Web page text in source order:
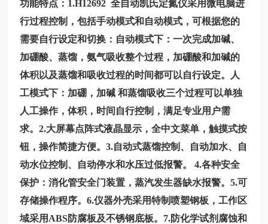
功能特点：1.H12692 全自动凯氏定氮仪采用微电脑进
行过程控制，包括手动模式和自动模式，可根据您的
需要自行设定和切换：自动模式下：一次完成加碱、
加硼酸、蒸馏，氨气吸收整个过程，加硼酸和加碱的
体积以及蒸馏和吸收过程的时间都可以自行设定。人
工模式下：加硼，加碱 和蒸馏吸收三个过程可以单独
人工操作，体积，时间自行控制，满足专业用户需
求。2.大屏幕点阵式液晶显示，全中文菜单，触摸式按
钮，操作简捷方便。3.自动式蒸馏控制、自动加水、自
动水位控制、自动停水和水压过低报警。 4.各种安全
保护：消化管安全门装置，蒸汽发生器缺水报警。5.可
存储操作程序。6.仪器外壳采用特制喷塑钢板，工作区
域采用ABS防腐板及不锈钢底板。7.防化学试剂腐蚀和